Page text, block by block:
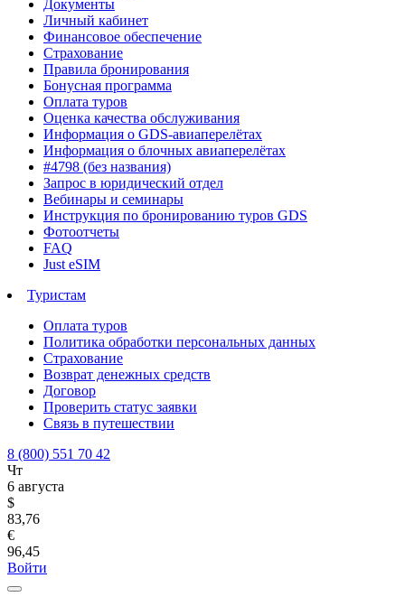
Документы
Личный кабинет
Финансовое обеспечение
Страхование
Правила бронирования
Бонусная программа
Оплата туров
Оценка качества обслуживания
Информация о GDS-авиаперелётах
Информация о блочных авиаперелётах
#4798 (без названия)
Запрос в юридический отдел
Вебинары и семинары
Инструкция по бронированию туров GDS
Фотоотчеты
FAQ
Just eSIM
Туристам
Оплата туров
Политика обработки персональных данных
Страхование
Возврат денежных средств
Договор
Проверить статус заявки
Связь в путешествии
8 (800) 551 70 42
Чт
6 августа
$
83,76
€
96,45
Войти